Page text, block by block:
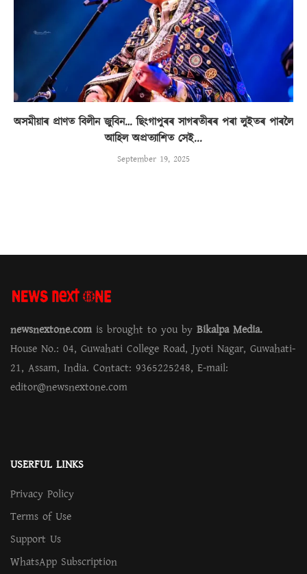
অসমীয়াৰ প্ৰাণত বিলীন জুবিন… ছিংগাপুৰৰ সাগৰতীৰৰ পৰা লুইতৰ পাৰলৈ
আহিল অপ্ৰত্যাশিত সেই...
September 19, 2025
newsnextone.com is brought to you by Bikalpa Media.
House No.: 04, Guwahati College Road, Jyoti Nagar, Guwahati-
21, Assam, India. Contact: 9365225248, E-mail:
editor@newsnextone.com
USERFUL LINKS
Privacy Policy
Terms of Use
Support Us
WhatsApp Subscription